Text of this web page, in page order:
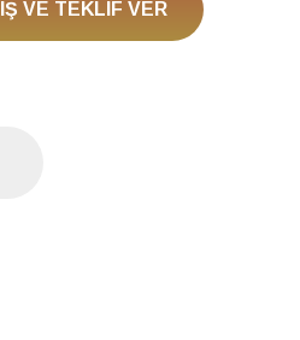
VE TEKLIF VER